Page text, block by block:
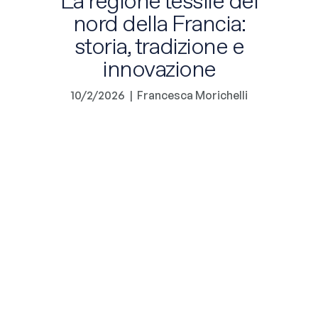
nord della Francia:
storia, tradizione e
innovazione
10/2/2026 | Francesca Morichelli